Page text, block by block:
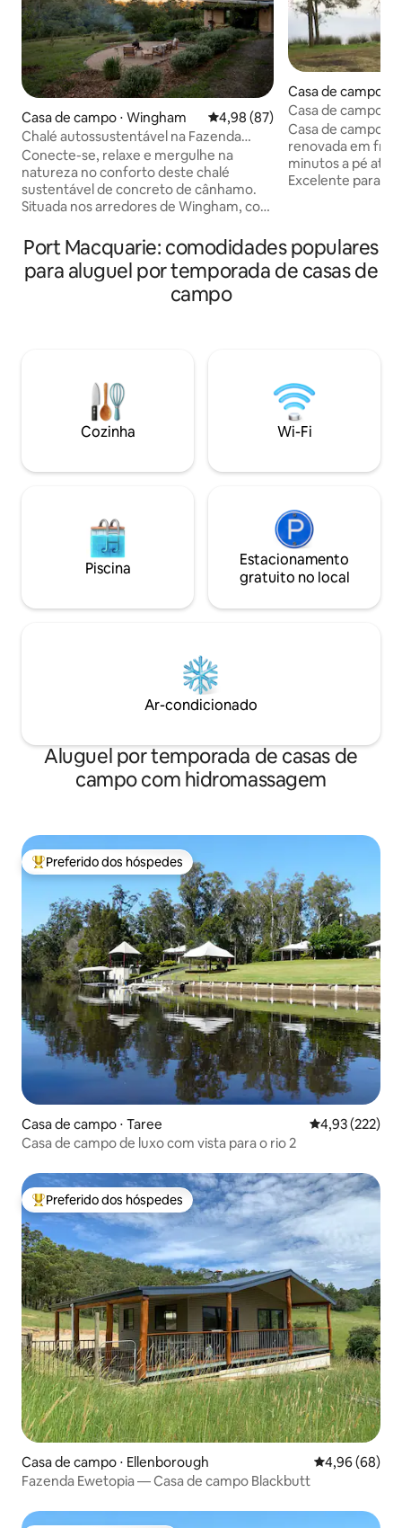
Casa de campo ⋅ Wingham 4,98 de uma avaliação média
4,98 (87)
Chalé autossustentável na Fazenda
Simple Patch
Conecte-se, relaxe e mergulhe na
natureza no conforto deste chalé
sustentável de concreto de cânhamo.
Situada nos arredores de Wingham, com
Internet de alta velocidade, jardim
privado de ervas e cama king-size com
roupa de cama de algodão, ela oferece
tranquilamente todo o conforto que
você espera enquanto aprecia as vistas
fazenda recebem você na chegada,
prontos para uma manhã tranquila em
Casa de campo ⋅
escente
Casa de campo
em Crescent
Casa de campo à
renovada em
minutos a pé até
Excelente para 2
muito segura
nascer do sol
gramado plano
Localização
Port Macquarie: comodidades populares
para aluguel por temporada de casas de
campo
Cozinha Wi-Fi
Piscina
Estacionamento
gratuito no local
Ar-condicionado
Aluguel por temporada de casas de
campo com hidromassagem
Entre os melhores preferidos dos hóspedes
Preferido dos hóspedes
Casa de campo ⋅ Taree 4,93 de uma
4,93 (222)
Casa de campo de luxo com vista para o rio 2
Entre os melhores preferidos dos hóspedes
Preferido dos hóspedes
Casa de campo ⋅ Ellenborough 4,96 de uma
4,96 (68)
Fazenda Ewetopia — Casa de campo Blackbutt